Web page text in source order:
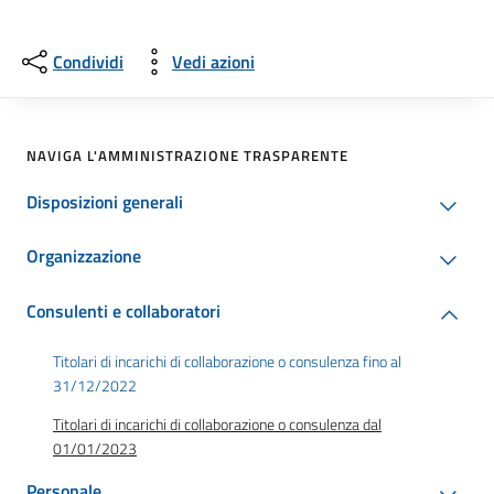
Condividi Vedi azioni
NAVIGA L'AMMINISTRAZIONE TRASPARENTE
Disposizioni generali
Organizzazione
Consulenti e collaboratori
Titolari di incarichi di collaborazione o consulenza fino al
31/12/2022
Titolari di incarichi di collaborazione o consulenza dal
01/01/2023